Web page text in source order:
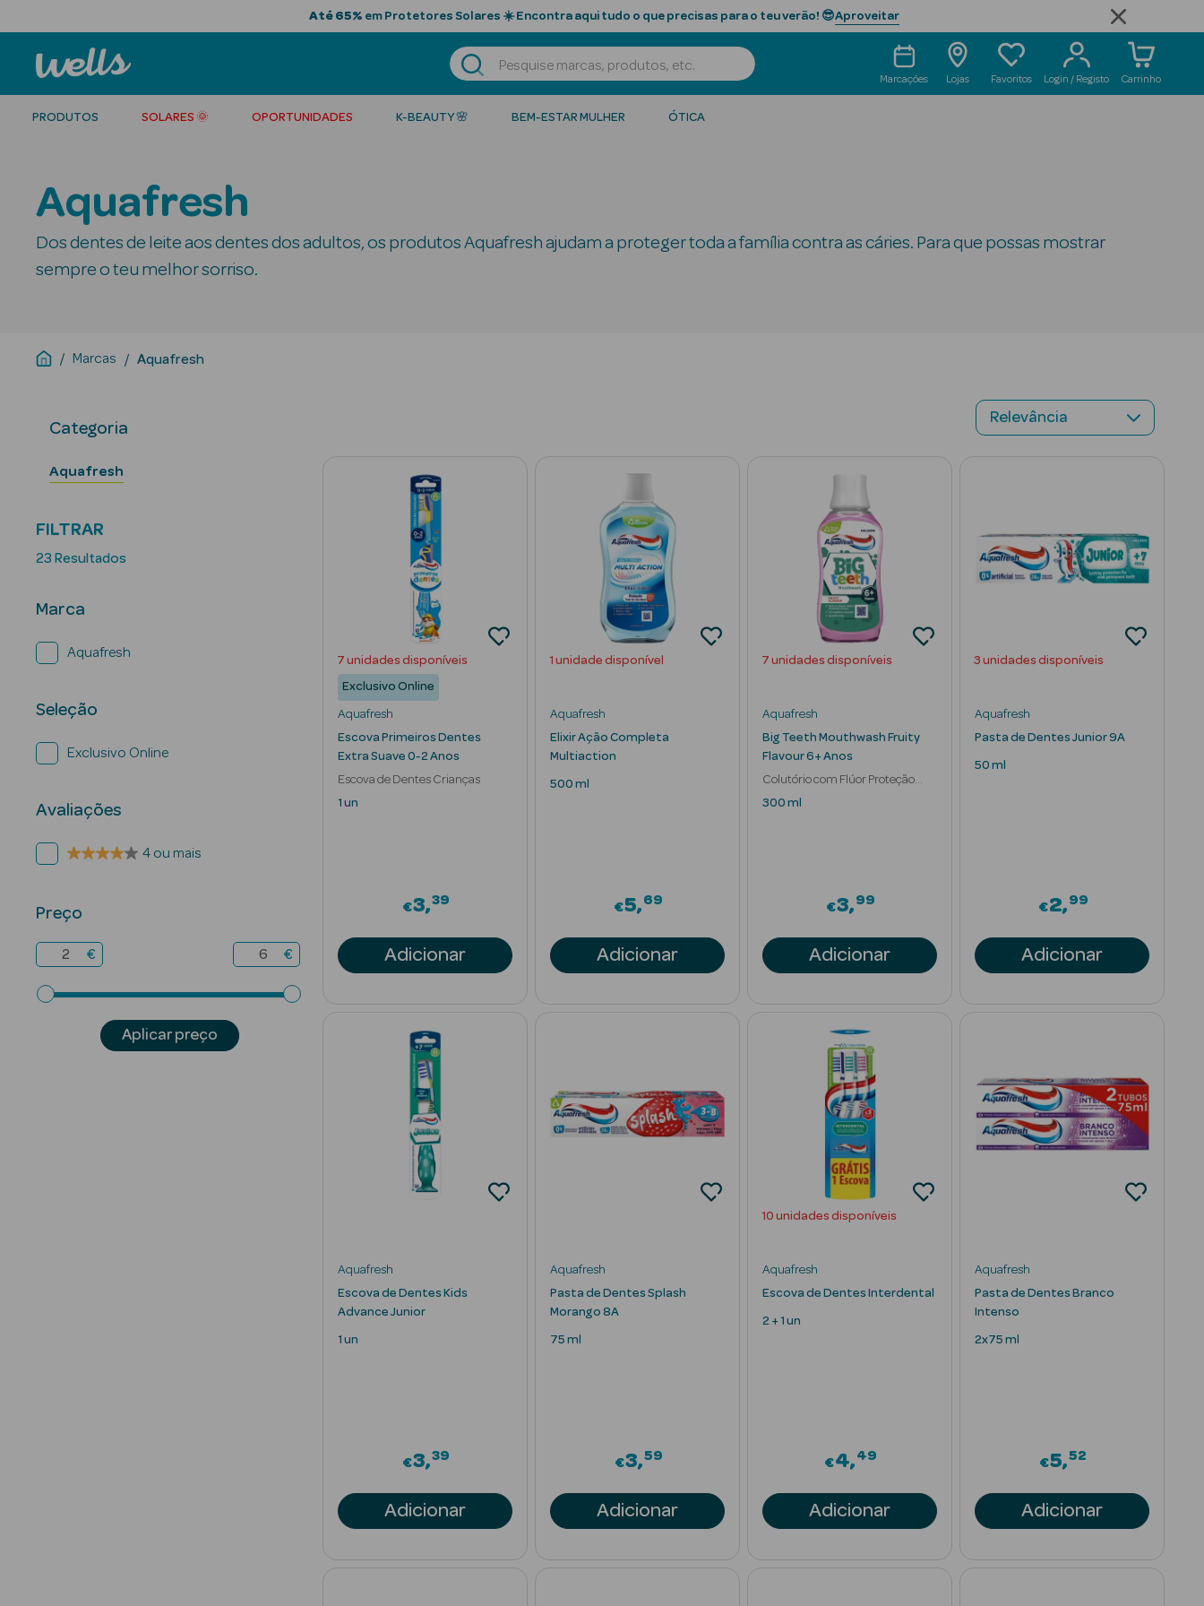
Até 65% em Protetores Solares ☀️ Encontra aqui tudo o que precisas para o teu verão! 😎Aproveitar
Marcações Lojas Favoritos Login / Registo Carrinho
PRODUTOS SOLARES 🌞 OPORTUNIDADES K-BEAUTY 🌸 BEM-ESTAR MULHER ÓTICA
Aquafresh
Dos dentes de leite aos dentes dos adultos, os produtos Aquafresh ajudam a proteger toda a família contra as cáries. Para que possas mostrar
sempre o teu melhor sorriso.
Marcas Aquafresh
Categoria
Aquafresh
FILTRAR
23 Resultados
Marca
Aquafresh
Seleção
Exclusivo Online
Avaliações
4 ou mais
Preço
€ €
Aplicar preço
7 unidades disponíveis
Exclusivo Online
Aquafresh
Escova Primeiros Dentes
Extra Suave 0-2 Anos
Escova de Dentes Crianças
1 un
€3 39
Adicionar
1 unidade disponível
Aquafresh
Elixir Ação Completa
Multiaction
500 ml
€5 69
Adicionar
7 unidades disponíveis
Aquafresh
Big Teeth Mouthwash Fruity
Flavour 6+ Anos
Colutório com Flúor Proteção
Dentária
300 ml
€3 99
Adicionar
3 unidades disponíveis
Aquafresh
Pasta de Dentes Junior 9A
50 ml
€2 99
Adicionar
Aquafresh
Escova de Dentes Kids
Advance Junior
1 un
€3 39
Adicionar
Aquafresh
Pasta de Dentes Splash
Morango 8A
75 ml
€3 59
Adicionar
10 unidades disponíveis
Aquafresh
Escova de Dentes Interdental
2 + 1 un
€4 49
Adicionar
Aquafresh
Pasta de Dentes Branco
Intenso
2x75 ml
€5 52
Adicionar